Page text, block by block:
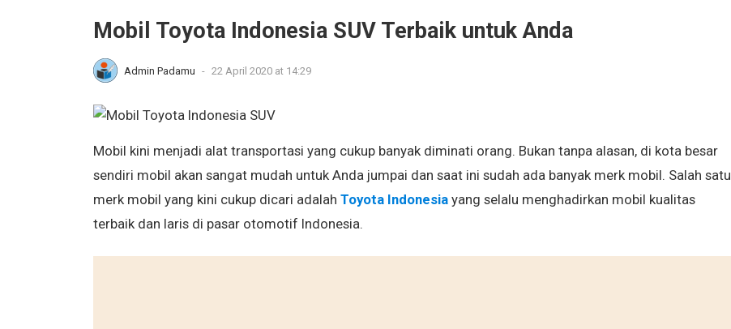
Mobil Toyota Indonesia SUV Terbaik untuk Anda
Admin Padamu - 22 April 2020 at 14:29
Mobil kini menjadi alat transportasi yang cukup banyak diminati orang. Bukan tanpa alasan, di kota besar
sendiri mobil akan sangat mudah untuk Anda jumpai dan saat ini sudah ada banyak merk mobil. Salah satu
merk mobil yang kini cukup dicari adalah Toyota Indonesiayang selalu menghadirkan mobil kualitas
terbaik dan laris di pasar otomotif Indonesia.